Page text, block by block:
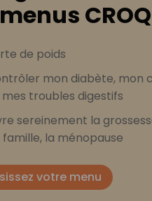
de poids
mon diabète, mon
mes troubles digestifs
sereinement la
famille, la ménopause
votre menu